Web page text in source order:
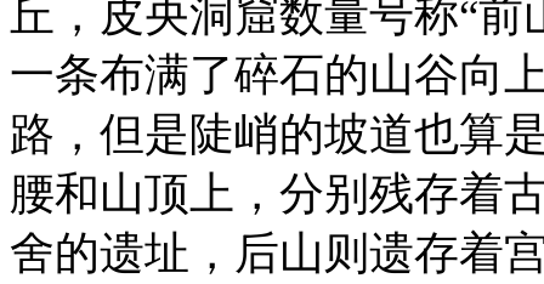
丘，皮央洞窟数量号称“
一条布满了碎石的山谷向
路，但是陡峭的坡道也算
腰和山顶上，分别残存着
舍的遗址，后山则遗存着